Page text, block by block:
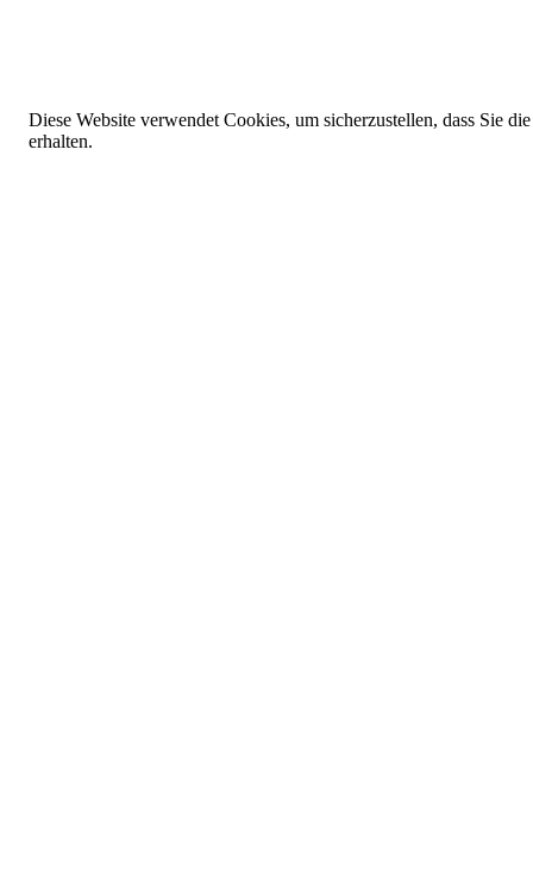
Diese Website verwendet Cookies, um sicherzustellen, dass Sie
erhalten.